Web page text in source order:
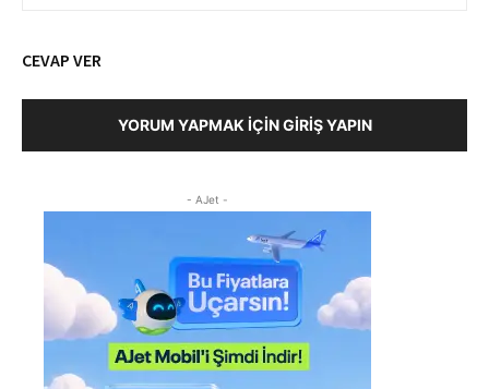
CEVAP VER
YORUM YAPMAK İÇIN GIRIŞ YAPIN
- AJet -